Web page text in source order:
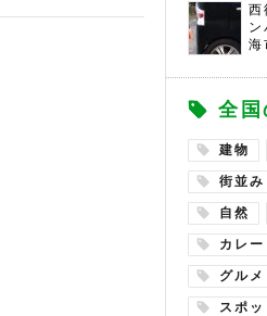
西
海
全
建物
街並み
自然
カレー
グルメ
スポッ